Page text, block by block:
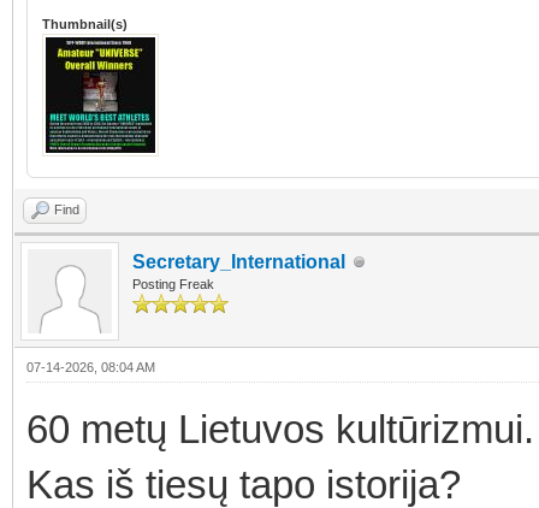
Thumbnail(s)
Find
Secretary_International
Posting Freak
07-14-2026, 08:04 AM
60 metų Lietuvos kultūrizmui.
Kas iš tiesų tapo istorija?